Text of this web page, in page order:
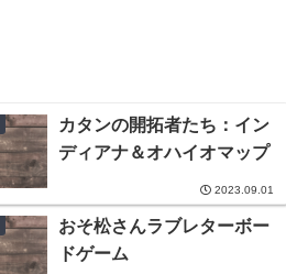
カタンの開拓者たち：イン
ディアナ＆オハイオマップ
2023.09.01
おそ松さんラブレターボー
ドゲーム